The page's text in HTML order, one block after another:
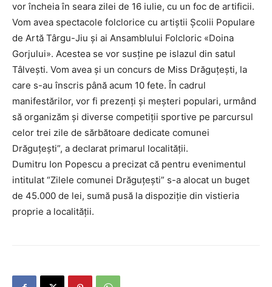
vor încheia în seara zilei de 16 iulie, cu un foc de artificii.
Vom avea spectacole folclorice cu artiştii Şcolii Populare
de Artă Târgu-Jiu şi ai Ansamblului Folcloric «Doina
Gorjului». Acestea se vor susţine pe islazul din satul
Tâlveşti. Vom avea şi un concurs de Miss Drăguţeşti, la
care s-au înscris până acum 10 fete. În cadrul
manifestărilor, vor fi prezenţi şi meşteri populari, urmând
să organizăm şi diverse competiţii sportive pe parcursul
celor trei zile de sărbătoare dedicate comunei
Drăguţeşti”, a declarat primarul localităţii.
Dumitru Ion Popescu a precizat că pentru evenimentul
intitulat “Zilele comunei Drăguţeşti” s-a alocat un buget
de 45.000 de lei, sumă pusă la dispoziţie din vistieria
proprie a localităţii.